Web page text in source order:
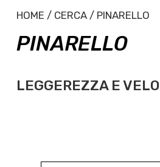
HOME / CERCA / PINARELLO
PINARELLO
LEGGEREZZA E